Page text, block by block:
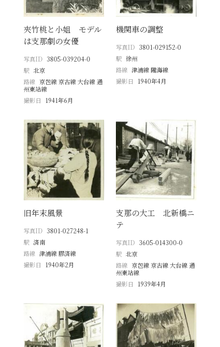
夾竹桃と小姐 モデル
は支那劇の女優
写真ID 3805-039204-0
駅 北京
路線 京包線 京古線 大台線 通
州東站線
撮影日
1941年6月
機関車の調整
写真ID 3801-029152-0
駅 徐州
路線 津浦線 隴海線
撮影日
1940年4月
旧年末風景
写真ID 3801-027248-1
駅 済南
路線 津浦線 膠済線
撮影日
1940年2月
支那の大工 北新橋ニ
テ
写真ID 3605-014300-0
駅 北京
路線 京包線 京古線 大台線 通
州東站線
撮影日
1939年4月